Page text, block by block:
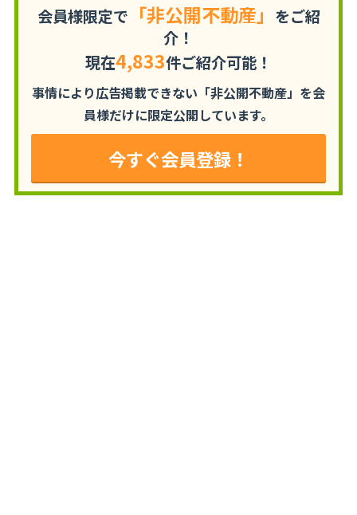
会員様限定で 「非公開不動産」 をご紹
介！
現在4,833件ご紹介可能！
事情により広告掲載できない「非公開不動産」を会
員様だけに限定公開しています。
今すぐ会員登録！